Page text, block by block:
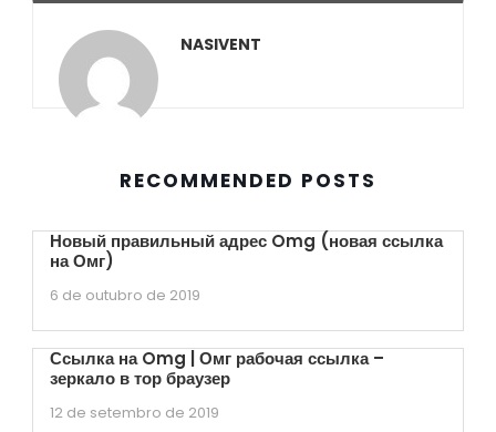
NASIVENT
RECOMMENDED POSTS
Новый правильный адрес Omg (новая ссылка
на Омг)
6 de outubro de 2019
Ссылка на Omg | Омг рабочая ссылка –
зеркало в тор браузер
12 de setembro de 2019